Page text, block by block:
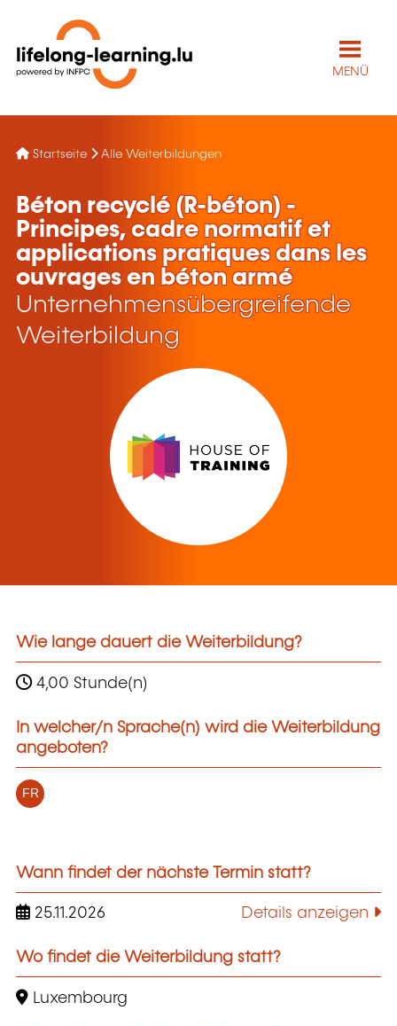
MENÜ
Startseite Alle Weiterbildungen
Béton recyclé (R-béton) -
Principes, cadre normatif et
applications pratiques dans les
ouvrages en béton armé
Unternehmensübergreifende
Weiterbildung
Wie lange dauert die Weiterbildung?
4,00 Stunde(n)
In welcher/n Sprache(n) wird die Weiterbildung
angeboten?
FR
Wann findet der nächste Termin statt?
25.11.2026 Details anzeigen
Wo findet die Weiterbildung statt?
Luxembourg